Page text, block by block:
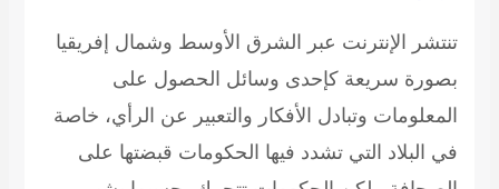
تنتشر الإنترنت عبر الشرق الأوسط وشمال إفريقيا
بصورة سريعة كإحدى وسائل الحصول على
المعلومات وتبادل الأفكار والتعبير عن الرأي، خاصة
في البلاد التي تشدد فيها الحكومات قبضتها على